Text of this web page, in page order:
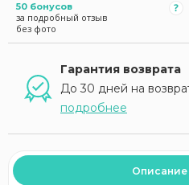
50 бонусов
за подробный отзыв
без фото
Гарантия возврата
До 30 дней на
подробнее
Описание